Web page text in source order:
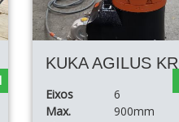
Eixos
6
Max.
900mm